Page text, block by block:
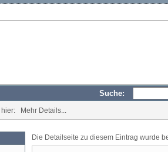
Suche:
Mehr Details...
Die Detailseite zu diesem Eintrag wurde